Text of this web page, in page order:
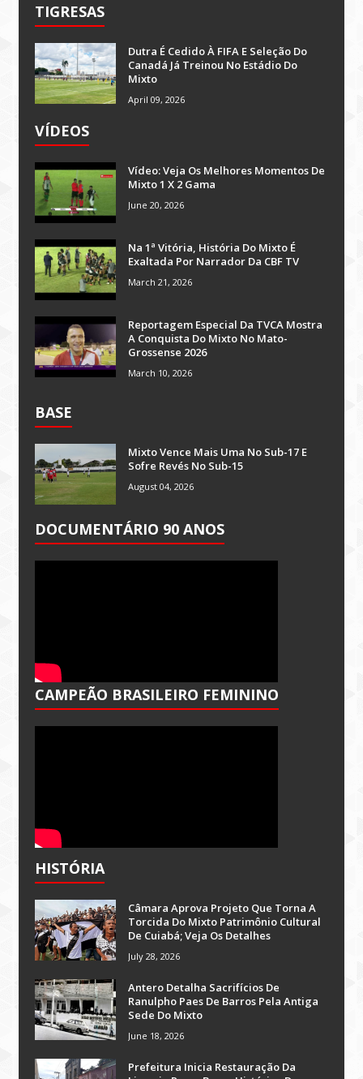
TIGRESAS
Dutra É Cedido À FIFA E Seleção Do
Canadá Já Treinou No Estádio Do
Mixto
April 09, 2026
VÍDEOS
Vídeo: Veja Os Melhores Momentos De
Mixto 1 X 2 Gama
June 20, 2026
Na 1ª Vitória, História Do Mixto É
Exaltada Por Narrador Da CBF TV
March 21, 2026
Reportagem Especial Da TVCA Mostra
A Conquista Do Mixto No Mato-
Grossense 2026
March 10, 2026
BASE
Mixto Vence Mais Uma No Sub-17 E
Sofre Revés No Sub-15
August 04, 2026
DOCUMENTÁRIO 90 ANOS
CAMPEÃO BRASILEIRO FEMININO
HISTÓRIA
Câmara Aprova Projeto Que Torna A
Torcida Do Mixto Patrimônio Cultural
De Cuiabá; Veja Os Detalhes
July 28, 2026
Antero Detalha Sacrifícios De
Ranulpho Paes De Barros Pela Antiga
Sede Do Mixto
June 18, 2026
Prefeitura Inicia Restauração Da